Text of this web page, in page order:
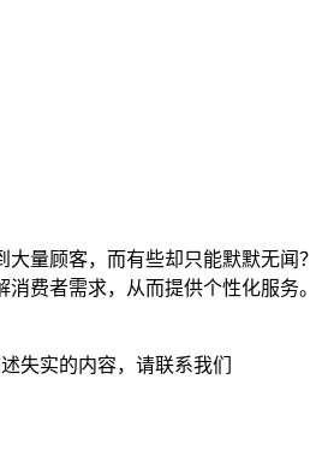
量顾客，而有些却只能默默无闻？
费者需求，从而提供个性化服务。
失实的内容，请联系我们